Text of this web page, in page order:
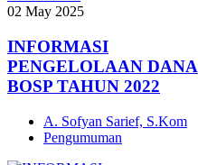
02 May 2025
INFORMASI
PENGELOLAAN DANA
BOSP TAHUN 2022
A. Sofyan Sarief, S.Kom
Pengumuman